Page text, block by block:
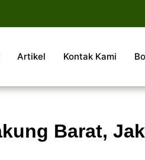
Artikel Kontak Kami
Barat,